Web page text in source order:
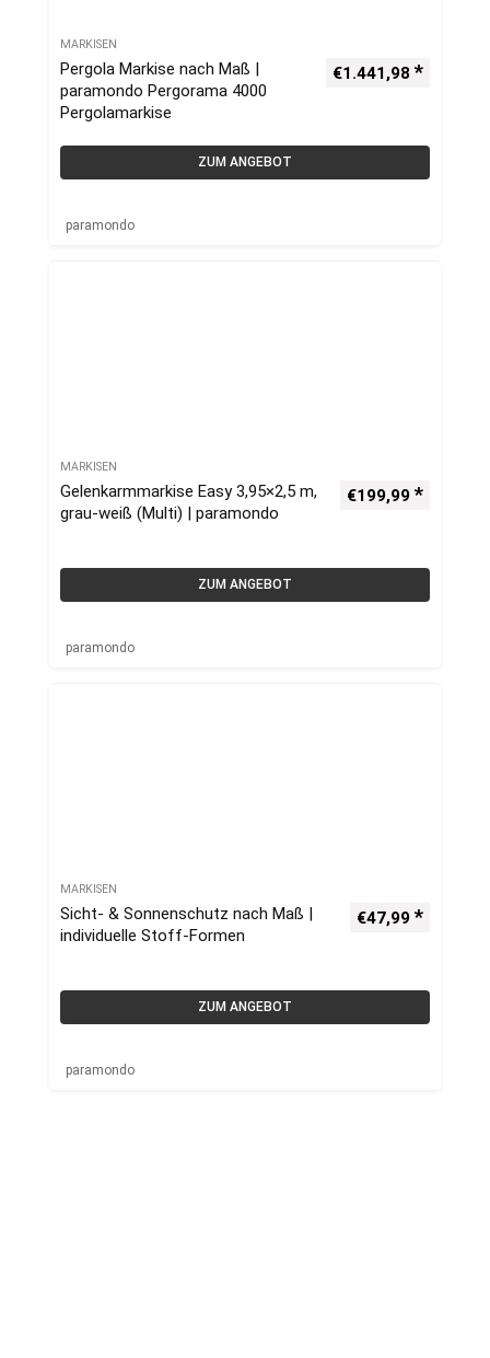
MARKISEN
Pergola Markise nach Maß |
paramondo Pergorama 4000
Pergolamarkise
€1.441,98
ZUM ANGEBOT
paramondo
MARKISEN
Gelenkarmmarkise Easy 3,95×2,5 m,
grau-weiß (Multi) | paramondo
€199,99
ZUM ANGEBOT
paramondo
MARKISEN
Sicht- & Sonnenschutz nach Maß |
individuelle Stoff-Formen
€47,99
ZUM ANGEBOT
paramondo